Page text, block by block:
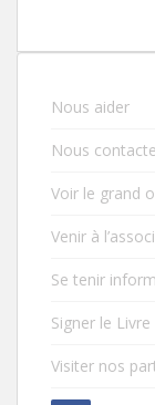
Nous aider
Nous
Voir le grand
Venir à
Se tenir
Signer le Livre
Visiter nos